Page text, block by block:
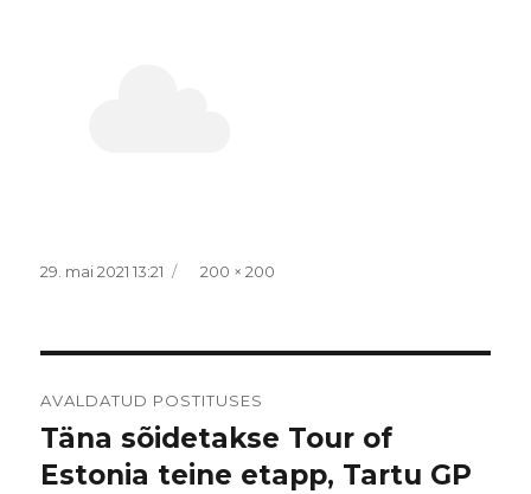
Postitatud
29. mai 2021 13:21 Täissuurus
200 × 200
AVALDATUD POSTITUSES
Täna sõidetakse Tour of
Estonia teine etapp, Tartu GP